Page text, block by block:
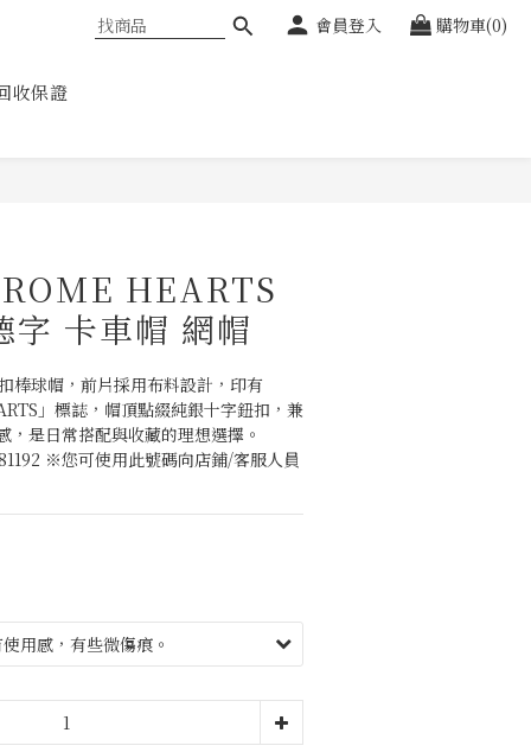
會員登入 購物車(0)
收保證
HEARTS
字 卡車帽 網帽
棒球帽，前片採用布料設計，印有
」標誌，帽頂點綴純銀十字鈕扣，兼
，是日常搭配與收藏的理想選擇。
※您可使用此號碼向店鋪/客服人員